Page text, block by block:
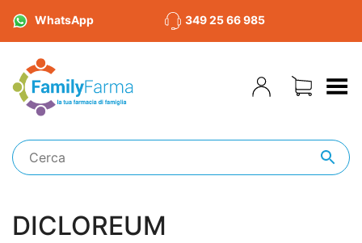
WhatsApp 349 25 66 985
Toggle Menu
DICLOREUM